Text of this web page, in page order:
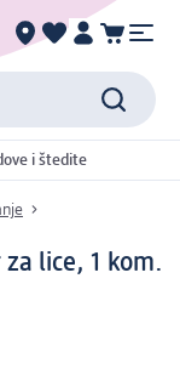
i štedite
lice, 1 kom.